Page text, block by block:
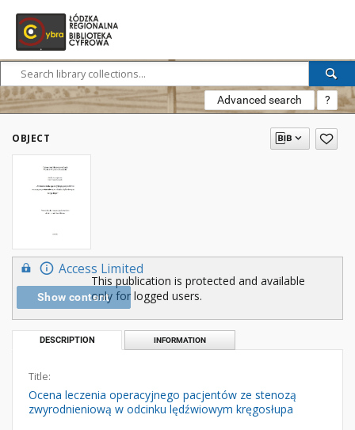
Advanced search ?
OBJECT
Access Limited
Show content
This publication is protected and available
only for logged users.
DESCRIPTION INFORMATION
Title:
Ocena leczenia operacyjnego pacjentów ze stenozą
zwyrodnieniową w odcinku lędźwiowym kręgosłupa